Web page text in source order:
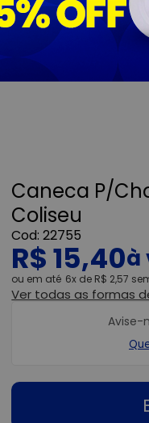
Caneca P/
Coliseu
22755
R$ 15,40
ou 6x de R$ 2,57
Ver todas as formas
Avise-